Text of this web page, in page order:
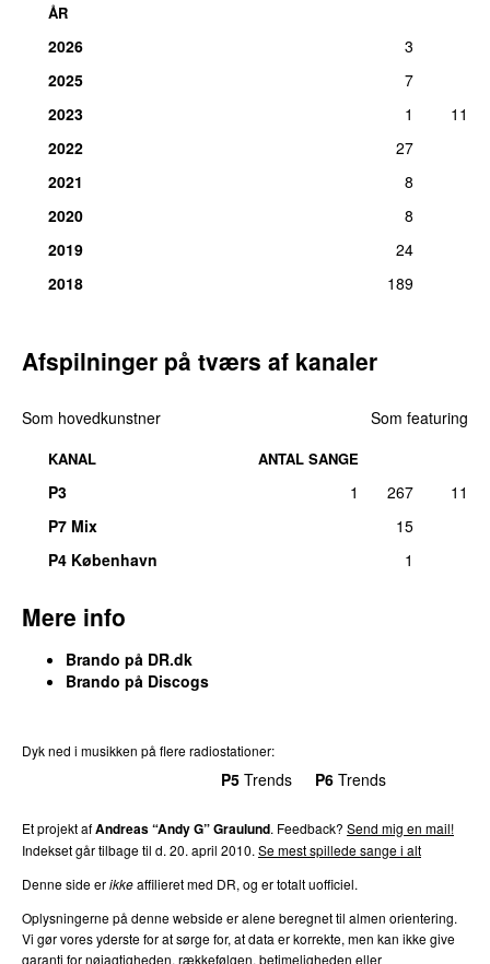
ÅR
2026
3
2025
7
2023
1
11
2022
27
2021
8
2020
8
2019
24
2018
189
Afspilninger på tværs af kanaler
Som hovedkunstner Som featuring
KANAL ANTAL SANGE
P3 1 267
11
P7 Mix
15
P4 København
1
Mere info
Brando på DR.dk
Brando på Discogs
Dyk ned i musikken på flere radiostationer:
P5 Trends P6 Trends
Et projekt afAndreas “Andy G” Graulund. Feedback? Send mig en mail!
Indekset går tilbage til d. 20. april 2010. Se mest spillede sange i alt
Denne side erikkeaffilieret med DR, og er totalt uofficiel.
Oplysningerne på denne webside er alene beregnet til almen orientering.
Vi gør vores yderste for at sørge for, at data er korrekte, men kan ikke give
garanti for nøjagtigheden, rækkefølgen, betimeligheden eller